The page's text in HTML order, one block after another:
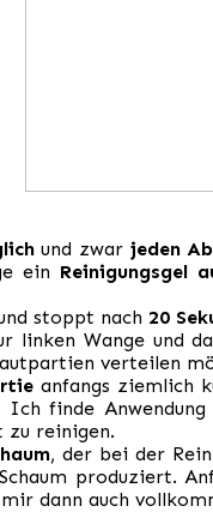
und zwarjeden
ein Reinigungsgel
stoppt nach 20
linken Wange und
verteilen
anfangs ziemlich
finde
zu reinigen.
, der bei der
produziert.
dann auch